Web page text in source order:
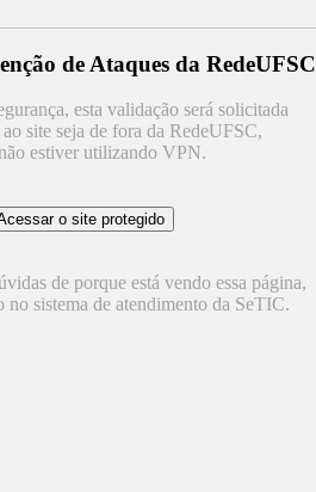
de Ataques da RedeUFSC
esta validação será solicitada
ao site seja de fora da RedeUFSC,
estiver utilizando VPN.
de porque está vendo essa página,
no sistema de atendimento da SeTIC.